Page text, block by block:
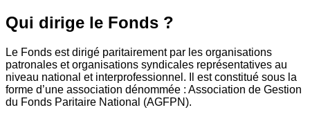
Qui dirige le Fonds ?
Le Fonds est dirigé paritairement par les organisations
patronales et organisations syndicales représentatives au
niveau national et interprofessionnel. Il est constitué sous la
forme d’une association dénommée : Association de Gestion
du Fonds Paritaire National (AGFPN).